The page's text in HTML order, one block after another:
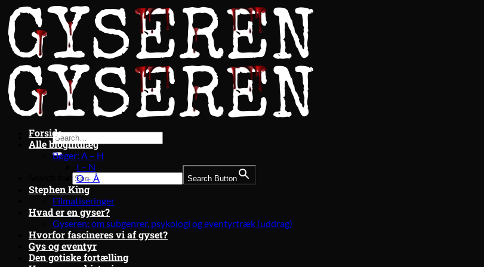
Fortsæt
til
indhold
Search Button
Forside
Alle blogindlæg
Bøger: A – H
I – N
O – Å
Stephen King
Filmatiseringer
Hvad er en gyser?
Gyseren: om subgenrer, psykologi og eventyrtræk (uddrag)
Hvorfor fascineres vi af gyset?
Gys og eventyr
Den gotiske fortælling